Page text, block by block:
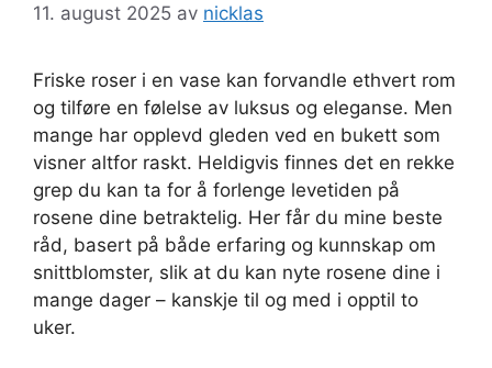
11. august 2025 av nicklas
Friske roser i en vase kan forvandle ethvert rom
og tilføre en følelse av luksus og eleganse. Men
mange har opplevd gleden ved en bukett som
visner altfor raskt. Heldigvis finnes det en rekke
grep du kan ta for å forlenge levetiden på
rosene dine betraktelig. Her får du mine beste
råd, basert på både erfaring og kunnskap om
snittblomster, slik at du kan nyte rosene dine i
mange dager – kanskje til og med i opptil to
uker.